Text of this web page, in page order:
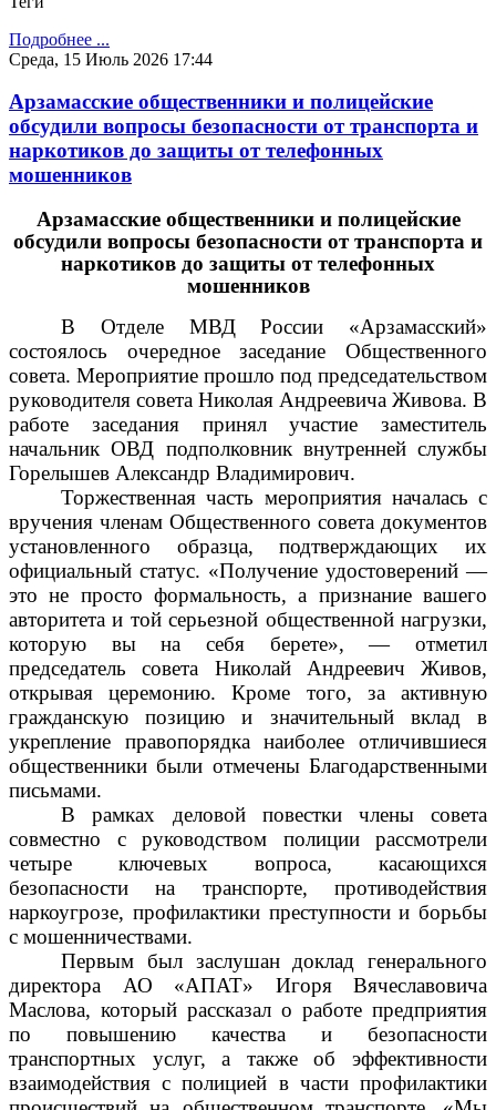
Подробнее ...
Среда, 15 Июль 2026 17:44
Арзамасские общественники и полицейские
обсудили вопросы безопасности от транспорта и
наркотиков до защиты от телефонных
мошенников
Арзамасские общественники и полицейские
обсудили вопросы безопасности от транспорта и
наркотиков до защиты от телефонных
мошенников
В Отделе МВД России «Арзамасский»
состоялось очередное заседание Общественного
совета. Мероприятие прошло под председательством
руководителя совета Николая Андреевича Живова. В
работе заседания принял участие заместитель
начальник ОВД подполковник внутренней службы
Горелышев Александр Владимирович.
Торжественная часть мероприятия началась с
вручения членам Общественного совета документов
установленного образца, подтверждающих их
официальный статус. «Получение удостоверений —
это не просто формальность, а признание вашего
авторитета и той серьезной общественной нагрузки,
которую вы на себя берете», — отметил
председатель совета Николай Андреевич Живов,
открывая церемонию. Кроме того, за активную
гражданскую позицию и значительный вклад в
укрепление правопорядка наиболее отличившиеся
общественники были отмечены Благодарственными
письмами.
В рамках деловой повестки члены совета
совместно с руководством полиции рассмотрели
четыре ключевых вопроса, касающихся
безопасности на транспорте, противодействия
наркоугрозе, профилактики преступности и борьбы
с мошенничествами.
Первым был заслушан доклад генерального
директора АО «АПАТ» Игоря Вячеславовича
Маслова, который рассказал о работе предприятия
по повышению качества и безопасности
транспортных услуг, а также об эффективности
взаимодействия с полицией в части профилактики